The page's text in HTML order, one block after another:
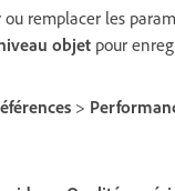
remplacer les
objet pour
>